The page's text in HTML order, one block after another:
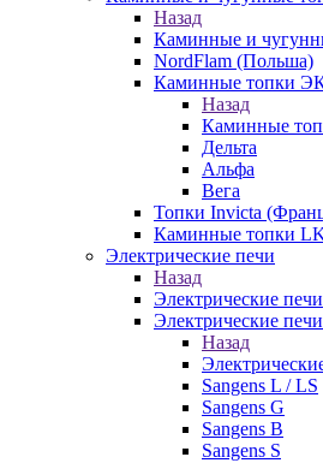
Назад
Каминные и
NordFlam (Польша)
Каминные топки
Назад
Каминные
Дельта
Альфа
Вега
Топки Invicta
Каминные топки
Электрические печи
Назад
Электрические печи
Электрические
Назад
Sangens L / LS
Sangens G
Sangens B
Sangens S